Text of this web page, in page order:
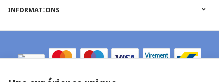
INFORMATIONS